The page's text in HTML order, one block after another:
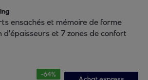
ensachés et mémoire de forme
d'épaisseurs et 7 zones de confort
-64%